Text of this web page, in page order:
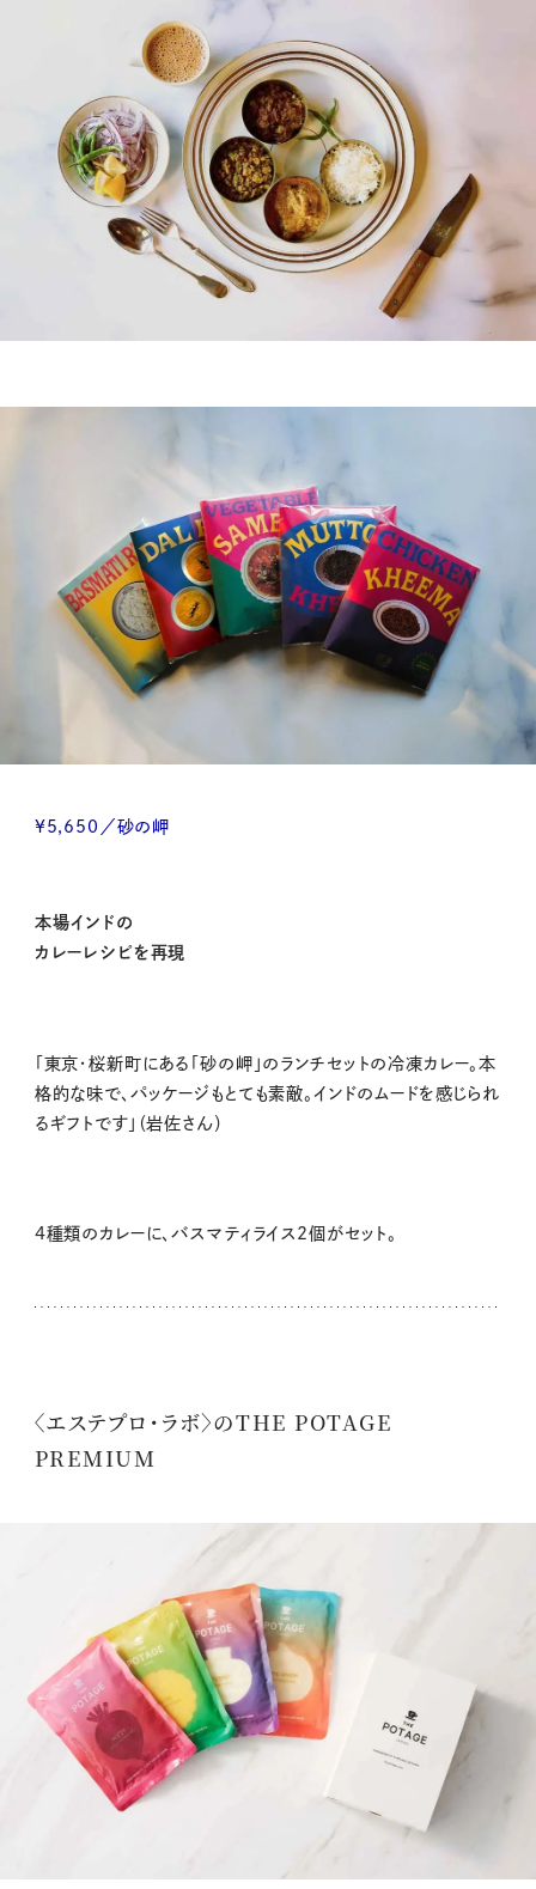
¥5,650／砂の岬
本場インドの
カレーレシピを再現
「東京・桜新町にある「砂の岬」のランチセットの冷凍カレー。本
格的な味で、パッケージもとても素敵。インドのムードを感じられ
るギフトです」（岩佐さん）
4種類のカレーに、バスマティライス2個がセット。
〈エステプロ・ラボ〉のTHE POTAGE
PREMIUM